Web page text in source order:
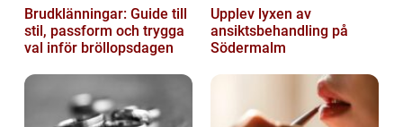
Brudklänningar: Guide till
stil, passform och trygga
val inför bröllopsdagen
Upplev lyxen av
ansiktsbehandling på
Södermalm